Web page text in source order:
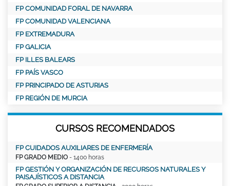
FP COMUNIDAD FORAL DE NAVARRA
FP COMUNIDAD VALENCIANA
FP EXTREMADURA
FP GALICIA
FP ILLES BALEARS
FP PAÍS VASCO
FP PRINCIPADO DE ASTURIAS
FP REGIÓN DE MURCIA
CURSOS RECOMENDADOS
FP CUIDADOS AUXILIARES DE ENFERMERÍA
FP GRADO MEDIO - 1400 horas
FP GESTIÓN Y ORGANIZACIÓN DE RECURSOS NATURALES Y
PAISAJÍSTICOS A DISTANCIA